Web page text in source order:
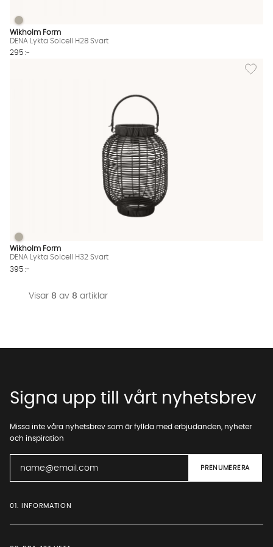
DENA Lykta Solcell H28 Svart Finns även i dessa färger:
DENA Lykta Solcell H28 Svart
Wikholm Form
DENA Lykta Solcell H28 Svart
295 :-
Lägg
DENA Lykta Solcell H32 Svart Finns även i dessa färger:
DENA Lykta Solcell H32 Svart
Wikholm Form
DENA Lykta Solcell H32 Svart
395 :-
Visar 8 av 8 artiklar
Signa upp till vårt nyhetsbrev
Missa inte våra nyhetsbrev som är fyllda med erbjudanden, nyheter
och inspiration
01. INFORMATION